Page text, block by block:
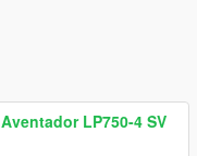
LP750-4 SV